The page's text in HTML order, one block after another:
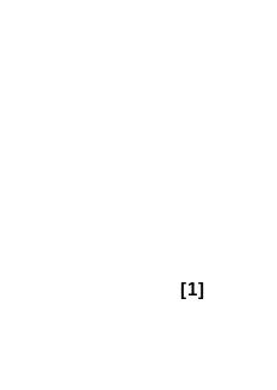
[1]